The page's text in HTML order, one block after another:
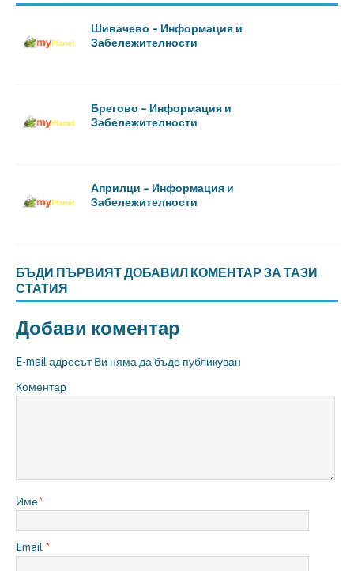
Шивачево – Информация и
Забележителности
Брегово – Информация и
Забележителности
Априлци – Информация и
Забележителности
БЪДИ ПЪРВИЯТ ДОБАВИЛ КОМЕНТАР ЗА ТАЗИ
СТАТИЯ
Добави коментар
E-mail адресът Ви няма да бъде публикуван
Коментар
Име*
Email *